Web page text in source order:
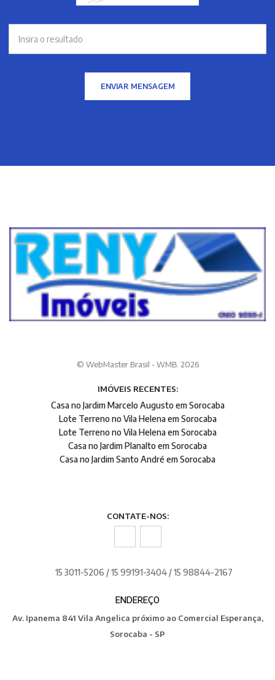
ENVIAR MENSAGEM
© WebMaster Brasil - WMB. 2026
IMÓVEIS RECENTES:
Casa no Jardim Marcelo Augusto em Sorocaba
Lote Terreno no Vila Helena em Sorocaba
Lote Terreno no Vila Helena em Sorocaba
Casa no Jardim Planalto em Sorocaba
Casa no Jardim Santo André em Sorocaba
CONTATE-NOS:
15 3011-5206 / 15 99191-3404 / 15 98844-2167
ENDEREÇO
Av. Ipanema 841 Vila Angelica próximo ao Comercial Esperança,
Sorocaba - SP